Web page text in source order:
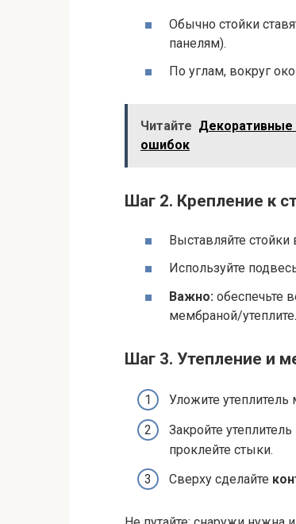
Обычно стойки
панелям).
По углам, вокруг
Читайте Декоративные
ошибок
Шаг 2. Крепление к
Выставляйте
Используйте
Важно: обеспечьте
мембраной/
Шаг 3. Утепление и
Уложите
Закройте утеплитель
проклейте стыки.
Сверху сделайте